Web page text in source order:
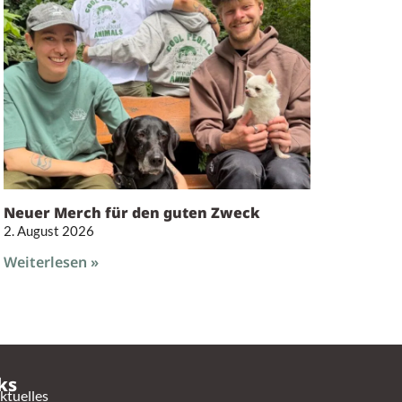
Neuer Merch für den guten Zweck
2. August 2026
Weiterlesen »